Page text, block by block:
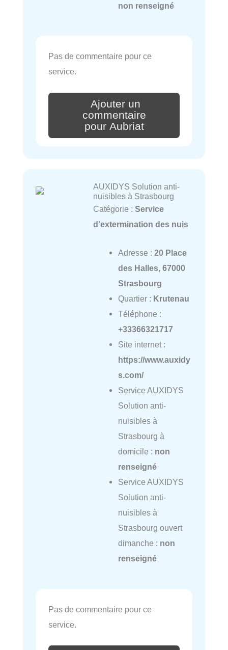
non renseigné
Pas de commentaire pour ce
service.
Ajouter un
commentaire
pour Aubriat
AUXIDYS Solution anti-
nuisibles à Strasbourg
Catégorie : Service
d'extermination des nuis
Adresse : 20 Place
des Halles, 67000
Strasbourg
Quartier : Krutenau
Téléphone :
+33366321717
Site internet :
https://www.auxidy
s.com/
Service AUXIDYS
Solution anti-
nuisibles à
Strasbourg à
domicile : non
renseigné
Service AUXIDYS
Solution anti-
nuisibles à
Strasbourg ouvert
dimanche : non
renseigné
Pas de commentaire pour ce
service.